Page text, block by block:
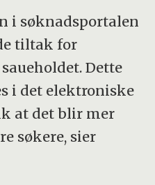
i søknadsportalen
tiltak for
Dette
i det elektroniske
at det blir mer
søkere, sier